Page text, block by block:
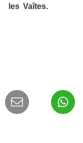
les Vaîtes.